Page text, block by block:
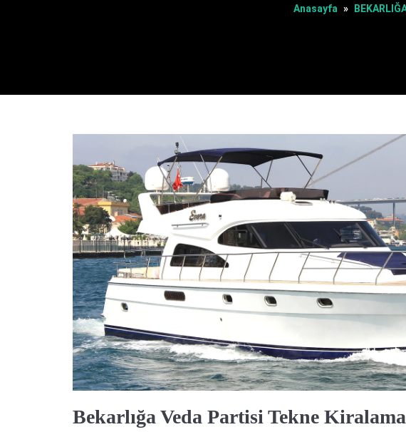
Anasayfa »
Bekarlığa Veda Partisi Tekne Kiralama